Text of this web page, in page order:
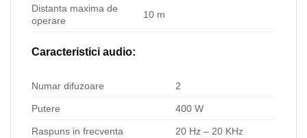
Distanta maxima de
operare
10 m
Caracteristici audio:
Numar difuzoare 2
Putere 400 W
Raspuns in frecventa 20 Hz – 20 KHz